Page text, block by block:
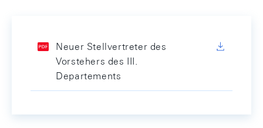
Neuer Stellvertreter des
Vorstehers des III.
Departements